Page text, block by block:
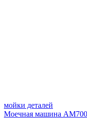
мойки деталей
Моечная машина